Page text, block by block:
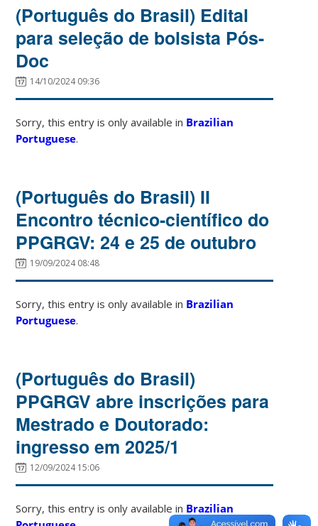
(Português do Brasil) Edital
para seleção de bolsista Pós-
Doc
14/10/2024 09:36
Sorry, this entry is only available in Brazilian
Portuguese.
(Português do Brasil) II
Encontro técnico-científico do
PPGRGV: 24 e 25 de outubro
19/09/2024 08:48
Sorry, this entry is only available in Brazilian
Portuguese.
(Português do Brasil)
PPGRGV abre inscrições para
Mestrado e Doutorado:
ingresso em 2025/1
12/09/2024 15:06
Sorry, this entry is only available in Brazilian